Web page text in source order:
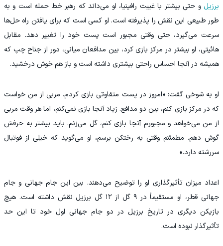
برزیل و حتی بیشتر با غیبت رافینیا، او می‌داند که رهبر خط حمله است و به‌
طور طبیعی این نقش را پذیرفته است. او کسی است که برای یافتن راه‌ حل‌ها
سرعت می‌گیرد، حتی وقتی مجبور است پست خود را تغییر دهد. مقابل
هائیتی، او بیشتر در مرکز بازی کرد، بین مدافعان میانی، دور از جناح چپ که
همیشه در آنجا احساس راحتی بیشتری داشته است و باز هم خوش درخشید.
او به شوخی گفت: «امروز در پست متفاوتی بازی کردم. مربی از من خواست
که در مرکز بازی کنم، بین دو مدافع. زیاد آنجا بازی نمی‌کنم، اما هر وقت مربی
از من می‌خواهد و مجبورم آنجا بازی کنم، گل می‌زنم. باید بیشتر به حرفش
گوش دهم. مطمئنم وقتی به رختکن برسم، او می‌گوید که خیلی از فوتبال
سررشته دارد.»
اعداد میزان تأثیرگذاری او را توضیح می‌دهند. بین این جام جهانی و جام
جهانی قطر، او مستقیماً در ۹ گل از ۱۲ گل برزیل نقش داشته است. هیچ
بازیکن دیگری در تاریخ برزیل در دو جام جهانی اول خود تا این حد
تأثیرگذار نبوده است.